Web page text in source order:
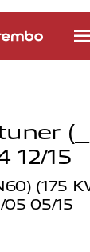
12/15
(175
05 05/15